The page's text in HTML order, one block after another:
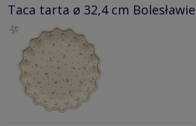
Taca tarta ø 32,4 cm